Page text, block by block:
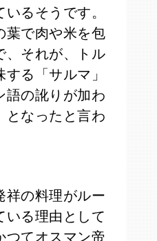
るそうです。
葉で肉や米を包
、それが、トル
る「サルマ」
語の訛りが加わ
となったと言わ
祥の料理がルー
いる理由として
つてオスマン帝